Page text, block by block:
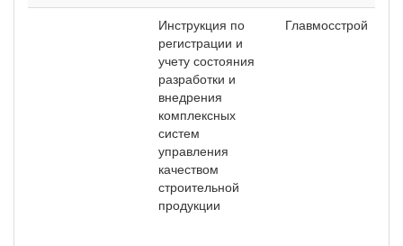
Инструкция по
регистрации и
учету состояния
разработки и
внедрения
комплексных
систем
управления
качеством
строительной
продукции
Главмосстрой